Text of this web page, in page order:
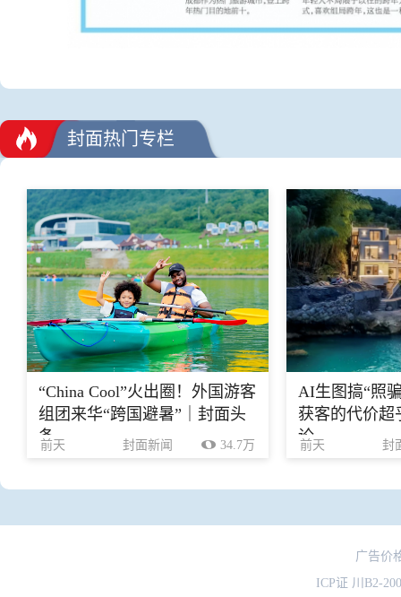
封面热门专栏
“China Cool”火出圈！外国游客
组团来华“跨国避暑”｜封面头
条
前天 封面新闻 34.7万
AI生图搞“照
获客的代价超
论
前天 封
广告价
ICP证 川B2-